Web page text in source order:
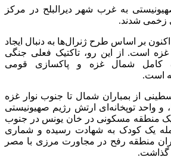
به غرب شهردیرالبلح در مرکز
زخمی شدند.
بر اساس طرح ژنرال‌ها به دنبال ایجاد
است. از این رو، تاکتیک فعلی جنگی
کامل شمال غزه و پاکسازی قومی
است.
از بمباران شمال تا جنوب نوار غزه
، و واحد توپخانه‌ای ارتش رژیم صهیونیستی
یک منطقه مسکونی در خان یونس در جنوب
جمله یک کودک به شهادت رسیده و شماری
منطقه رفح در مجاورت مرزی با مصر
گذاشت.